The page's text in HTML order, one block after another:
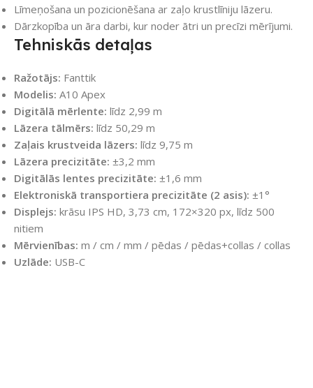
Līmeņošana un pozicionēšana ar zaļo krustlīniju lāzeru.
Dārzkopība un āra darbi, kur noder ātri un precīzi mērījumi.
Tehniskās detaļas
Ražotājs: Fanttik
Modelis: A10 Apex
Digitālā mērlente: līdz 2,99 m
Lāzera tālmērs: līdz 50,29 m
Zaļais krustveida lāzers: līdz 9,75 m
Lāzera precizitāte: ±3,2 mm
Digitālās lentes precizitāte: ±1,6 mm
Elektroniskā transportiera precizitāte (2 asis): ±1°
Displejs: krāsu IPS HD, 3,73 cm, 172×320 px, līdz 500
nitiem
Mērvienības: m / cm / mm / pēdas / pēdas+collas / collas
Uzlāde: USB-C